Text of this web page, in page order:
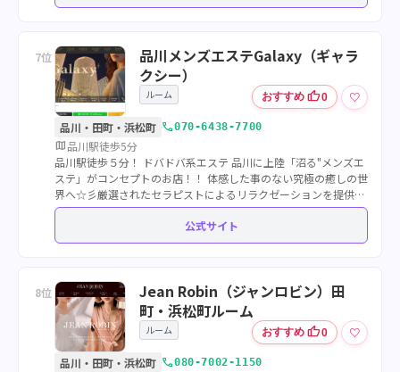
7位
品川メンズエステGalaxy（ギャラ
クシー）
ルーム おすすめ thumb_up0
♡
品川・田町・浜松町 call070-6438-7700
map品川駅徒歩5分
品川駅徒歩５分！ ドバドバ系エステ 品川に上陸「沼る"メンズエ
ステ」がコンセプトのお店！！ 体感した事のない究極の癒しの世
界へ☆彡厳選されたセラピストによるリラクゼーションを提供い
たします。
公式サイト
8位
Jean Robin（ジャンロビン）田
町・浜松町ルーム
ルーム おすすめ thumb_up0
♡
品川・田町・浜松町 call080-7002-1150